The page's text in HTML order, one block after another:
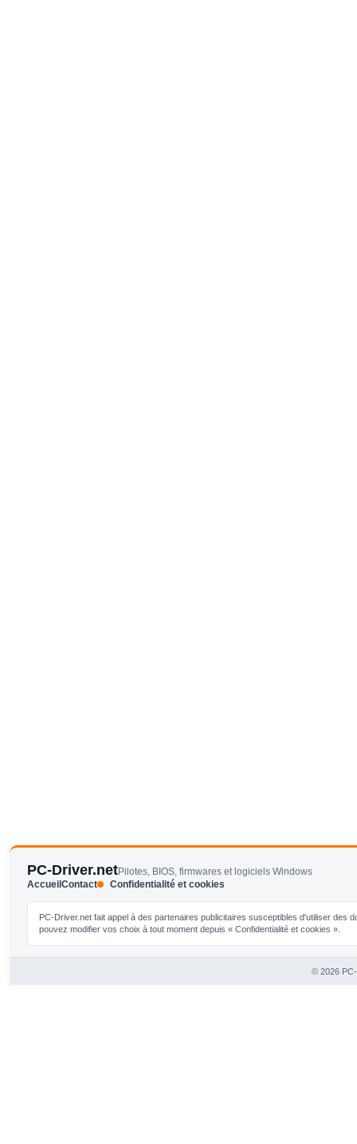
PC-Driver.netPilotes, BIOS, firmwares et logiciels Windows
AccueilContact Confidentialité et cookies
PC-Driver.net fait appel à des partenaires publicitaires susceptibles d'utiliser
pouvez modifier vos choix à tout moment depuis « Confidentialité et cookies ».
© 2026